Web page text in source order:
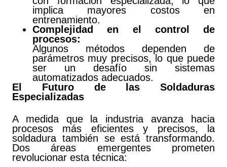
implica mayores costos en
entrenamiento.
Complejidad en el control de
procesos:
Algunos métodos dependen de
parámetros muy precisos, lo que puede
ser un desafío sin sistemas
automatizados adecuados.
El Futuro de las Soldaduras
Especializadas
A medida que la industria avanza hacia
procesos más eficientes y precisos, la
soldadura también se está transformando.
Dos áreas emergentes prometen
revolucionar esta técnica: